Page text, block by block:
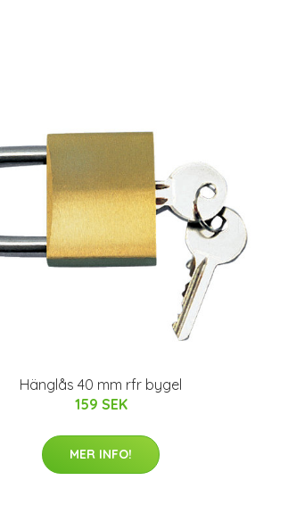
Hänglås 40 mm rfr bygel
159 SEK
MER INFO!